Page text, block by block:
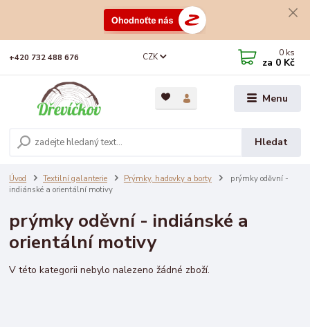
Menu
CZK
Hledat
+420 732 488 676 0 ks
za 0 Kč
Úvod Textilní galanterie Prýmky, hadovky a borty
prýmky oděvní -
indiánské a orientální motivy
prýmky oděvní - indiánské a
orientální motivy
V této kategorii nebylo nalezeno žádné zboží.